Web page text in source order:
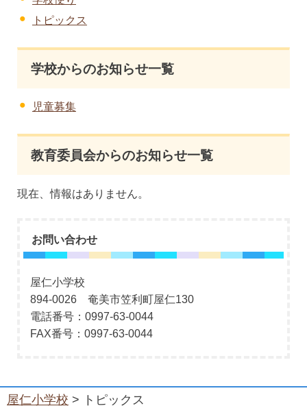
トピックス
学校からのお知らせ一覧
児童募集
教育委員会からのお知らせ一覧
現在、情報はありません。
お問い合わせ
屋仁小学校
894-0026 奄美市笠利町屋仁130
電話番号：0997-63-0044
FAX番号：0997-63-0044
屋仁小学校 > トピックス